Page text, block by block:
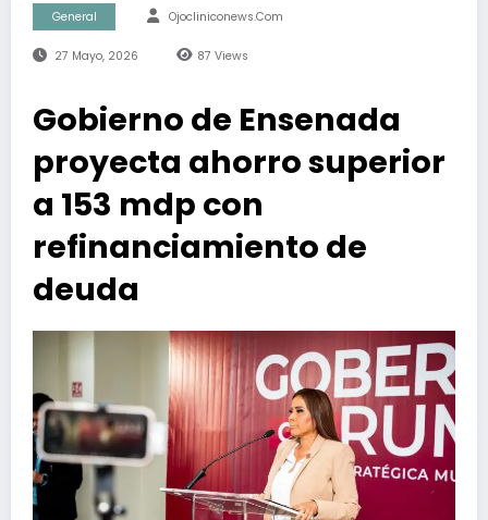
General Ojocliniconews.com
27 Mayo, 2026 87 Views
Gobierno de Ensenada
proyecta ahorro superior
a 153 mdp con
refinanciamiento de
deuda